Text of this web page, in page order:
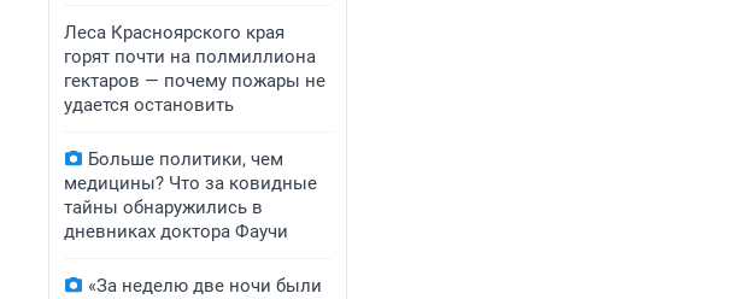
Леса Красноярского края
горят почти на полмиллиона
гектаров — почему пожары не
удается остановить
Больше политики, чем
медицины? Что за ковидные
тайны обнаружились в
дневниках доктора Фаучи
«За неделю две ночи были